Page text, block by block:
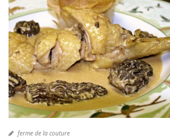
ferme de la couture